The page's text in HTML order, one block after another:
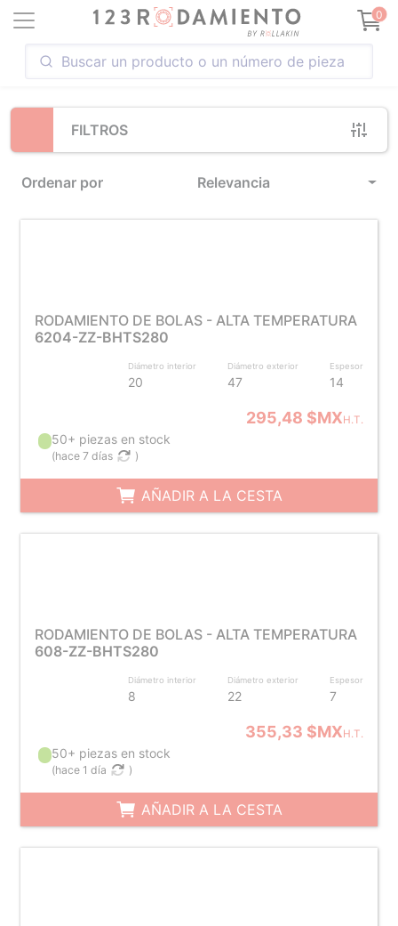
0
FILTROS
Ordenar por Relevancia
Loading...
RODAMIENTO DE BOLAS - ALTA TEMPERATURA
6204-ZZ-BHTS280
Diámetro interior
20
Diámetro exterior
47
Espesor
14
295,48 $MXH.T.
50+ piezas en stock
(hace 7 días )
AÑADIR A LA CESTA
RODAMIENTO DE BOLAS - ALTA TEMPERATURA
608-ZZ-BHTS280
Diámetro interior
8
Diámetro exterior
22
Espesor
7
355,33 $MXH.T.
50+ piezas en stock
(hace 1 día )
AÑADIR A LA CESTA